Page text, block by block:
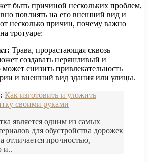
быть причиной нескольких проблем,
повлиять на его внешний вид и
несколько причин, почему важно
тротуаре:
Трава, прорастающая сквозь
создавать неряшливый и
снизить привлекательность
и внешний вид здания или улицы.
Как изготовить и уложить
своими руками
является одним из самых
для обустройства дорожек
отличается прочностью,
и..